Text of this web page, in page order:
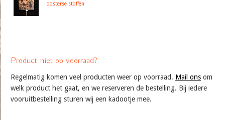
oosterse stoffen
Product niet op voorraad?
Regelmatig komen veel producten weer op voorraad. Mail ons om
welk product het gaat, en we reserveren de bestelling. Bij iedere
vooruitbestelling sturen wij een kadootje mee.